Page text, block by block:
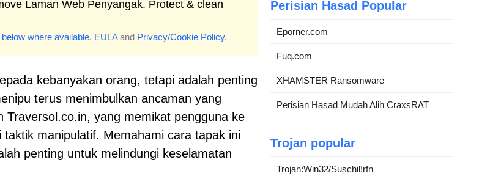
Laman Web Penyangak. Protect & clean
where available. EULAand Privacy/Cookie Policy.
kebanyakan orang, tetapi adalah penting
terus menimbulkan ancaman yang
yang memikat pengguna ke
manipulatif. Memahami cara tapak ini
penting untuk melindungi keselamatan
Perisian Hasad Popular
Eporner.com
Fuq.com
XHAMSTER Ransomware
Perisian Hasad Mudah Alih CraxsRAT
Trojan popular
Trojan:Win32/Suschil!rfn